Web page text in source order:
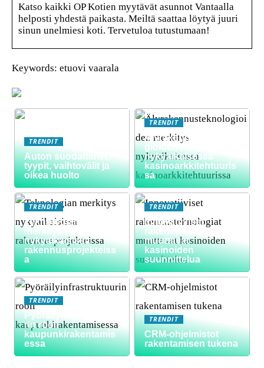
Katso kaikki OP Kotien myytävät asunnot Vantaalla
helposti yhdestä paikasta. Meiltä saattaa löytyä juuri
sinun unelmiesi koti. Tervetuloa tutustumaan!
Keywords: etuovi vaarala
TRENDIT
Auton suodattimet:
tyypit, vaihtovälit ja
oikea huolto
TRENDIT
Älyrakennusteknolo
gioiden merkitys
nykyaikaisessa
kasinoarkkitehtuuris
sa
TRENDIT
Teknologian
merkitys
nykyaikaisissa
rakennusprojekteiss
a
TRENDIT
Innovatiiviset
rakennusteknologiat
muuttavat
kasinoiden
suunnittelua
TRENDIT
Pyöräilyinfrastruktuu
rin rooli
kaupunkirakentamis
essa
TRENDIT
CRM-ohjelmistot
rakentamisen tukena